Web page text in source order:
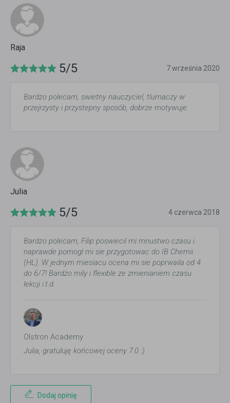
Raja
5/5 7 września 2020
Bardzo polecam, swietny nauczyciel, tlumaczy w
przejrzysty i przystepny sposób, dobrze motywuje.
Julia
5/5 4 czerwca 2018
Bardzo polecam, Filip poswiecil mi mnustwo czasu i
naprawde pomogl mi sie przygotowac do IB Chemii
(HL). W jednym miesiacu ocena mi sie poprwaila od 4
do 6/7! Bardzo mily i flexible ze zmienianiem czasu
lekcji i.t.d.
Olstron Academy
Julia, gratuluję końcowej oceny 7.0 :)
Dodaj opinię